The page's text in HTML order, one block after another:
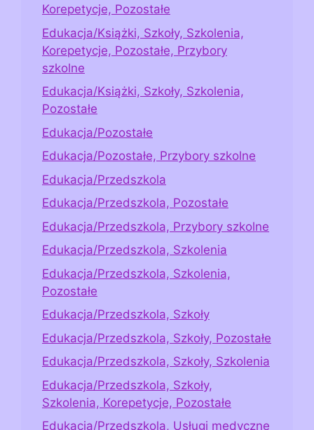
Korepetycje, Pozostałe
Edukacja/Książki, Szkoły, Szkolenia,
Korepetycje, Pozostałe, Przybory
szkolne
Edukacja/Książki, Szkoły, Szkolenia,
Pozostałe
Edukacja/Pozostałe
Edukacja/Pozostałe, Przybory szkolne
Edukacja/Przedszkola
Edukacja/Przedszkola, Pozostałe
Edukacja/Przedszkola, Przybory szkolne
Edukacja/Przedszkola, Szkolenia
Edukacja/Przedszkola, Szkolenia,
Pozostałe
Edukacja/Przedszkola, Szkoły
Edukacja/Przedszkola, Szkoły, Pozostałe
Edukacja/Przedszkola, Szkoły, Szkolenia
Edukacja/Przedszkola, Szkoły,
Szkolenia, Korepetycje, Pozostałe
Edukacja/Przedszkola, Usługi medyczne